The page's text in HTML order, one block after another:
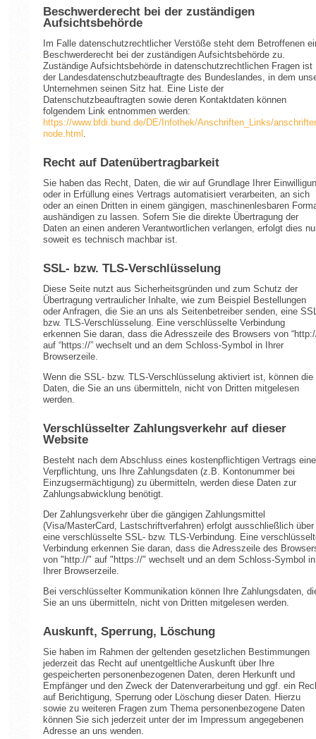
Beschwerderecht bei der zuständigen
Aufsichtsbehörde
Im Falle datenschutzrechtlicher Verstöße steht dem Betroffenen
Beschwerderecht bei der zuständigen Aufsichtsbehörde zu.
Zuständige Aufsichtsbehörde in datenschutzrechtlichen Fragen ist
der Landesdatenschutzbeauftragte des Bundeslandes, in dem
Unternehmen seinen Sitz hat. Eine Liste der
Datenschutzbeauftragten sowie deren Kontaktdaten können
folgendem Link entnommen werden:
https://www.bfdi.bund.de/DE/Infothek/Anschriften_Links/
node.html .
Recht auf Datenübertragbarkeit
Sie haben das Recht, Daten, die wir auf Grundlage Ihrer
oder in Erfüllung eines Vertrags automatisiert verarbeiten, an sich
oder an einen Dritten in einem gängigen, maschinenlesbaren
aushändigen zu lassen. Sofern Sie die direkte Übertragung der
Daten an einen anderen Verantwortlichen verlangen, erfolgt dies
soweit es technisch machbar ist.
SSL- bzw. TLS-Verschlüsselung
Diese Seite nutzt aus Sicherheitsgründen und zum Schutz der
Übertragung vertraulicher Inhalte, wie zum Beispiel Bestellungen
oder Anfragen, die Sie an uns als Seitenbetreiber senden, eine
bzw. TLS-Verschlüsselung. Eine verschlüsselte Verbindung
erkennen Sie daran, dass die Adresszeile des Browsers von
auf “https://” wechselt und an dem Schloss-Symbol in Ihrer
Browserzeile.
Wenn die SSL- bzw. TLS-Verschlüsselung aktiviert ist, können die
Daten, die Sie an uns übermitteln, nicht von Dritten mitgelesen
werden.
Verschlüsselter Zahlungsverkehr auf dieser
Website
Besteht nach dem Abschluss eines kostenpflichtigen Vertrags eine
Verpflichtung, uns Ihre Zahlungsdaten (z.B. Kontonummer bei
Einzugsermächtigung) zu übermitteln, werden diese Daten zur
Zahlungsabwicklung benötigt.
Der Zahlungsverkehr über die gängigen Zahlungsmittel
(Visa/MasterCard, Lastschriftverfahren) erfolgt ausschließlich über
eine verschlüsselte SSL- bzw. TLS-Verbindung. Eine
Verbindung erkennen Sie daran, dass die Adresszeile des
von "http://" auf "https://" wechselt und an dem Schloss-Symbol in
Ihrer Browserzeile.
Bei verschlüsselter Kommunikation können Ihre Zahlungsdaten,
Sie an uns übermitteln, nicht von Dritten mitgelesen werden.
Auskunft, Sperrung, Löschung
Sie haben im Rahmen der geltenden gesetzlichen Bestimmungen
jederzeit das Recht auf unentgeltliche Auskunft über Ihre
gespeicherten personenbezogenen Daten, deren Herkunft und
Empfänger und den Zweck der Datenverarbeitung und ggf. ein
auf Berichtigung, Sperrung oder Löschung dieser Daten. Hierzu
sowie zu weiteren Fragen zum Thema personenbezogene Daten
können Sie sich jederzeit unter der im Impressum angegebenen
Adresse an uns wenden.